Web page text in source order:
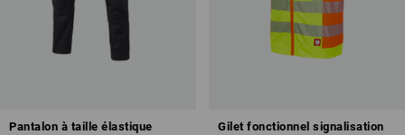
Pantalon à taille élastique
Gilet fonctionnel signalisation